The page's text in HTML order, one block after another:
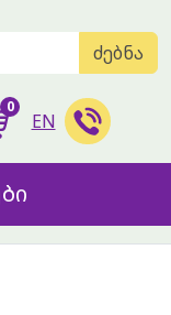
ძებნა
0
EN